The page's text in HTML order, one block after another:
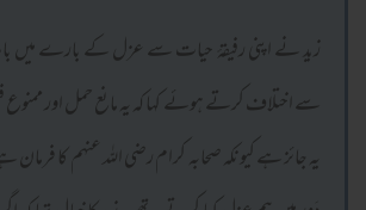
زید نے اپنی رفیقۂ حیات سے عزل کے بارے
سے اختلاف کرتے ہوئے کہا کہ یہ مانع حمل اور ممنوع
یہ جائز ہے کیونکہ صحابہ کرام رضی اللہ عنہم کا